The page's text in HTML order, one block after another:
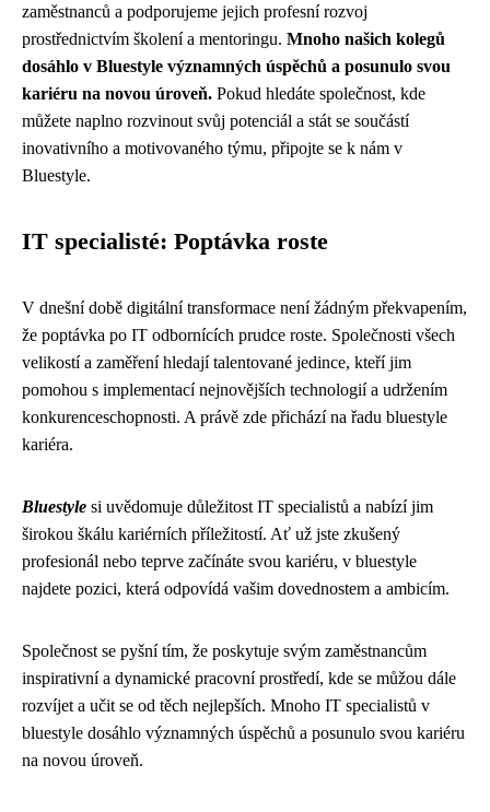
zaměstnanců a podporujeme jejich profesní rozvoj
prostřednictvím školení a mentoringu. Mnoho našich kolegů
dosáhlo v Bluestyle významných úspěchů a posunulo svou
kariéru na novou úroveň. Pokud hledáte společnost, kde
můžete naplno rozvinout svůj potenciál a stát se součástí
inovativního a motivovaného týmu, připojte se k nám v
Bluestyle.
IT specialisté: Poptávka roste
V dnešní době digitální transformace není žádným překvapením,
že poptávka po IT odbornících prudce roste. Společnosti všech
velikostí a zaměření hledají talentované jedince, kteří jim
pomohou s implementací nejnovějších technologií a udržením
konkurenceschopnosti. A právě zde přichází na řadu bluestyle
kariéra.
Bluestyle si uvědomuje důležitost IT specialistů a nabízí jim
širokou škálu kariérních příležitostí. Ať už jste zkušený
profesionál nebo teprve začínáte svou kariéru, v bluestyle
najdete pozici, která odpovídá vašim dovednostem a ambicím.
Společnost se pyšní tím, že poskytuje svým zaměstnancům
inspirativní a dynamické pracovní prostředí, kde se můžou dále
rozvíjet a učit se od těch nejlepších. Mnoho IT specialistů v
bluestyle dosáhlo významných úspěchů a posunulo svou kariéru
na novou úroveň.